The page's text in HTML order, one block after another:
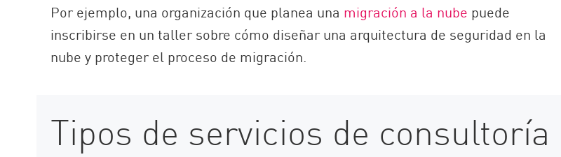
Por ejemplo, una organización que planea una migración a la nube puede
inscribirse en un taller sobre cómo diseñar una arquitectura de seguridad en la
nube y proteger el proceso de migración.
Tipos de servicios de consultoría